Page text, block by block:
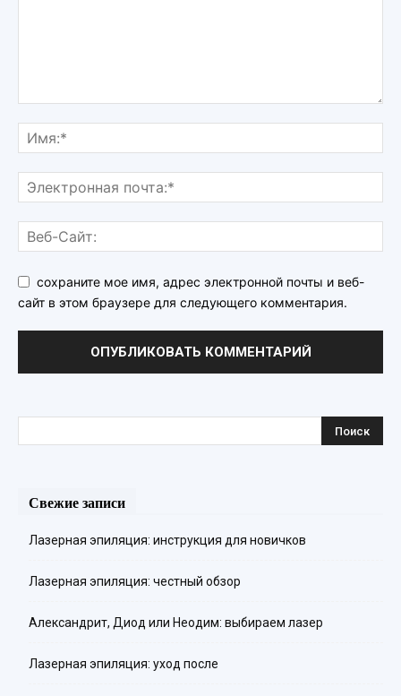
сохраните мое имя, адрес электронной почты и веб-
сайт в этом браузере для следующего комментария.
Свежие записи
Лазерная эпиляция: инструкция для новичков
Лазерная эпиляция: честный обзор
Александрит, Диод или Неодим: выбираем лазер
Лазерная эпиляция: уход после